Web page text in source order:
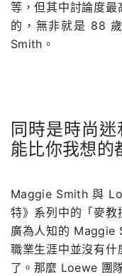
等，但其中討論度
的，無非就是 88
Smith。
同時是時尚
能比你我想的
Maggie Smith 與
特》系列中的「麥教
廣為人知的 Maggie
職業生涯中並沒有
了。那麼 Loewe 團